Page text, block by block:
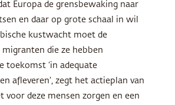
Europa de grensbewaking naar
en daar op grote schaal in wil
kustwacht moet de
die ze hebben
toekomst ‘in adequate
afleveren’, zegt het actieplan van
voor deze mensen zorgen en een